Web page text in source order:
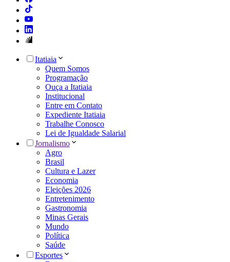
Itatiaia
Quem Somos
Programação
Ouça a Itatiaia
Institucional
Entre em Contato
Expediente Itatiaia
Trabalhe Conosco
Lei de Igualdade Salarial
Jornalismo
Agro
Brasil
Cultura e Lazer
Economia
Eleições 2026
Entretenimento
Gastronomia
Minas Gerais
Mundo
Política
Saúde
Esportes